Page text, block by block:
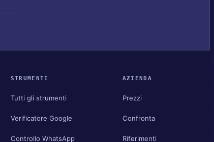
STRUMENTI
Tutti gli strumenti
Verificatore Google
Controllo WhatsApp
AZIENDA
Prezzi
Confronta
Riferimenti